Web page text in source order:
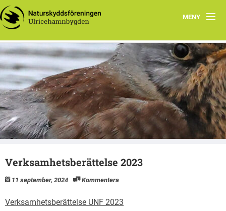
MENY
Hem
Verksamhetsberättelser
Styrelsen
Föreningens stadgar
Vad du kan göra
Ulricehamnsbygden
Välkommen till Ulricehamnsbygden
Verksamhetsberättelse 2023
11 september, 2024 Kommentera
Verksamhetsberättelse UNF 2023